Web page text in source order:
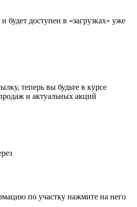
будет доступен в «загрузках» уже
теперь вы будьте в курсе
и актуальных акций
по участку нажмите на него